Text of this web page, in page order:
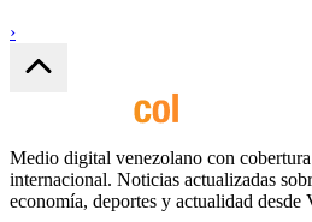
›
Medio digital venezolano con
internacional. Noticias actualizadas
economía, deportes y actualidad desde